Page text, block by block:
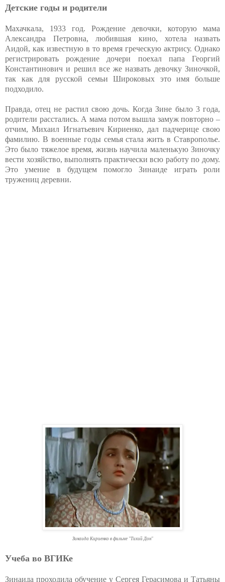
Детские годы и родители
Махачкала, 1933 год. Рождение девочки, которую мама
Александра Петровна, любившая кино, хотела назвать
Аидой, как известную в то время греческую актрису. Однако
регистрировать рождение дочери поехал папа Георгий
Константинович и решил все же назвать девочку Зиночкой,
так как для русской семьи Широковых это имя больше
подходило.
Правда, отец не растил свою дочь. Когда Зине было 3 года,
родители расстались. А мама потом вышла замуж повторно –
отчим, Михаил Игнатьевич Кириенко, дал падчерице свою
фамилию. В военные годы семья стала жить в Ставрополье.
Это было тяжелое время, жизнь научила маленькую Зиночку
вести хозяйство, выполнять практически всю работу по дому.
Это умение в будущем помогло Зинаиде играть роли
тружениц деревни.
Зинаида Кириенко в фильме "Тихий Дон"
Учеба во ВГИКе
Зинаида проходила обучение у Сергея Герасимова и Татьяны